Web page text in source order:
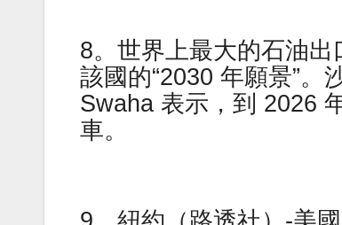
8。世界上最大的石油
該國的“2030 年願景”。
Swaha 表示，到 2026
車。